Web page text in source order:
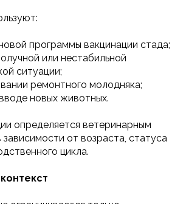
программы вакцинации стада;
или нестабильной
ситуации;
ремонтного молодняка;
новых животных.
определяется ветеринарным
от возраста, статуса
цикла.